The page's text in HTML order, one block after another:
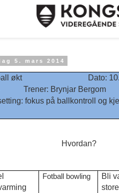
5. mars 2014
økt Dato:
Trener: Brynjar
fokus på ballkontroll og
Fotball bowling
Bli
store